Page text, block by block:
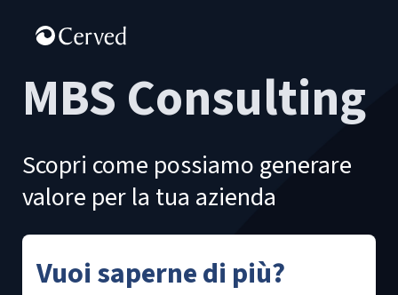
MBS Consulting
Scopri come possiamo generare
valore per la tua azienda
Vuoi saperne di più?